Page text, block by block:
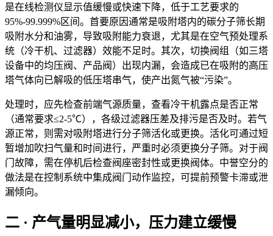
是在线检测仪显示值缓慢或快速下降，低于工艺要求的
95%-99.999%区间。首要原因通常是吸附塔内的碳分子筛长期
吸附水分和油雾，导致吸附能力衰退，尤其是在空气预处理系
统（冷干机、过滤器）效能不足时。其次，切换阀组（如三塔
设备中的均压阀、产品阀）出现内漏，会造成已在吸附的高压
塔气体向已解吸的低压塔串气，使产出氮气被“污染”。
处理时，应先检查前端气源质量，查看冷干机露点是否正常
（通常要求≤2-5℃），各级过滤器压差及排污是否及时。若气
源正常，则需对吸附塔进行分子筛活化或更换。活化可通过短
暂增加吹扫气量和时间进行，严重时必须更换分子筛。对于阀
门故障，需在停机后检查阀座密封性或更换阀体。中誉空分的
做法是在控制系统中集成阀门动作监控，可提前预警卡滞或泄
漏倾向。
二 · 产气量明显减小，压力建立缓慢